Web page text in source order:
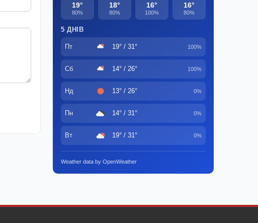
19°
80%
18°
80%
16°
100%
16°
80%
5 ДНІВ
Пт 19° / 31° 100%
Сб 14° / 26° 100%
Нд 13° / 26° 0%
Пн 14° / 31° 0%
Вт 19° / 31° 0%
Weather data by OpenWeather